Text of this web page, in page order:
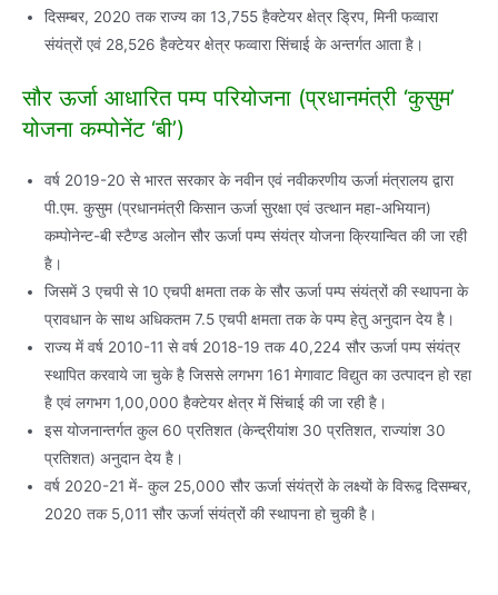
दिसम्बर, 2020 तक राज्य का 13,755 हैक्टेयर क्षेत्र ड्रिप, मिनी फव्वारा
संयंत्रों एवं 28,526 हैक्टेयर क्षेत्र फव्वारा सिंचाई के अन्तर्गत आता है।
सौर ऊर्जा आधारित पम्प परियोजना (प्रधानमंत्री ‘कुसुम’
योजना कम्पोनेंट ‘बी’)
वर्ष 2019-20 से भारत सरकार के नवीन एवं नवीकरणीय ऊर्जा मंत्रालय द्वारा
पी.एम. कुसुम (प्रधानमंत्री किसान ऊर्जा सुरक्षा एवं उत्थान महा-अभियान)
कम्पोनेन्ट-बी स्टैण्ड अलोन सौर ऊर्जा पम्प संयंत्र योजना क्रियान्वित की जा रही
है।
जिसमें 3 एचपी से 10 एचपी क्षमता तक के सौर ऊर्जा पम्प संयंत्रों की स्थापना के
प्रावधान के साथ अधिकतम 7.5 एचपी क्षमता तक के पम्प हेतु अनुदान देय है।
राज्य में वर्ष 2010-11 से वर्ष 2018-19 तक 40,224 सौर ऊर्जा पम्प संयंत्र
स्थापित करवाये जा चुके है जिससे लगभग 161 मेगावाट विद्युत का उत्पादन हो रहा
है एवं लगभग 1,00,000 हैक्टेयर क्षेत्र में सिंचाई की जा रही है।
इस योजनान्तर्गत कुल 60 प्रतिशत (केन्द्रीयांश 30 प्रतिशत, राज्यांश 30
प्रतिशत) अनुदान देय है।
वर्ष 2020-21 में- कुल 25,000 सौर ऊर्जा संयंत्रों के लक्ष्यों के विरूद्व दिसम्बर,
2020 तक 5,011 सौर ऊर्जा संयंत्रों की स्थापना हो चुकी है।